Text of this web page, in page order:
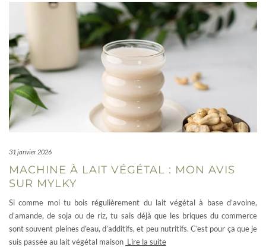
31 janvier 2026
MACHINE À LAIT VÉGÉTAL : MON AVIS
SUR MYLKY
Si comme moi tu bois régulièrement du lait végétal à base d’avoine,
d’amande, de soja ou de riz, tu sais déjà que les briques du commerce
sont souvent pleines d’eau, d’additifs, et peu nutritifs. C’est pour ça que je
suis passée au lait végétal maison Lire la suite